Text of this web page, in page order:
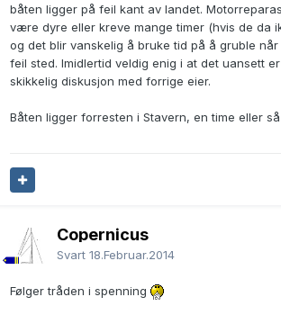
båten ligger på feil kant av landet.
være dyre eller kreve mange timer (hvis de da
og det blir vanskelig å bruke tid på å gruble
feil sted. Imidlertid veldig enig i at det uansett
skikkelig diskusjon med forrige eier.
Båten ligger forresten i Stavern, en time eller
Copernicus
Svart 18.Februar.2014
Følger tråden i spenning